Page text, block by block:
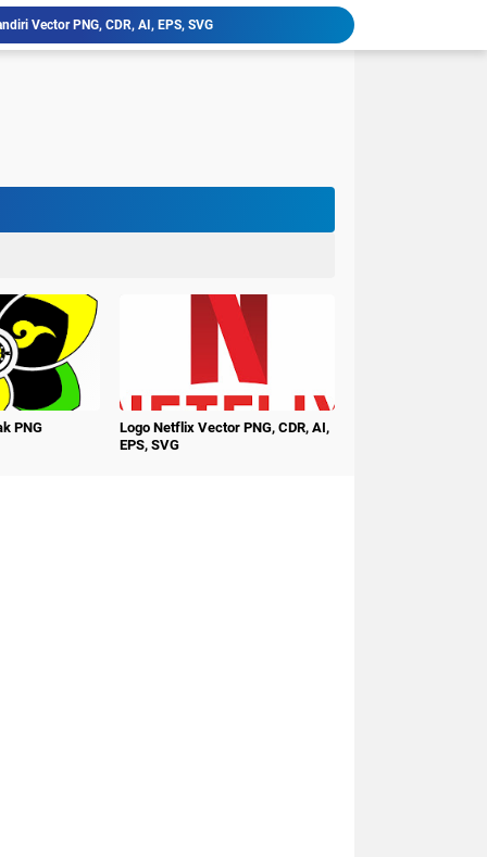
Vector PNG, CDR, AI, EPS, SVG
Klik Vector PNG, CDR, AI, EPS, SVG
Darululum UNIPDU Jombang PNG
PNG
Logo Netflix Vector PNG, CDR, AI,
EPS, SVG